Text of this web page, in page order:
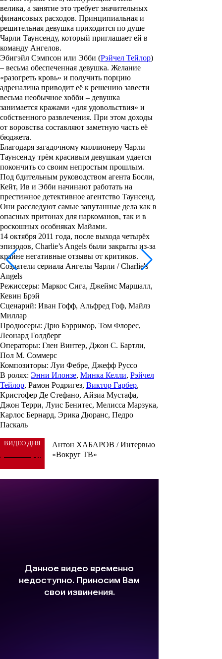
велика, а занятие это требует значительных
финансовых расходов. Принципиальная и
решительная девушка приходится по душе
Чарли Таунсенду, который приглашает ей в
команду Ангелов.
Эбигэйл Сэмпсон или Эбби (Рэйчел Тейлор)
– весьма обеспеченная девушка. Желание
«разогреть кровь» и получить порцию
адреналина приводит её к решению завести
весьма необычное хобби – девушка
занимается кражами «для удовольствия» и
собственного развлечения. При этом доходы
от воровства составляют заметную часть её
бюджета.
Благодаря загадочному миллионеру Чарли
Таунсенду трём красивым девушкам удается
покончить со своим непростым прошлым.
Под бдительным руководством агента Босли,
Кейт, Ив и Эбби начинают работать на
престижное детективное агентство Таунсенд.
Они расследуют самые запутанные дела как в
опасных притонах для наркоманов, так и в
роскошных особняках Майами.
14 октября 2011 года, после выхода четырёх
эпизодов, Charlie’s Angels были закрыты из-за
крайне негативные отзывы от критиков.
Создатели сериала Ангелы Чарли / Charlie's
Angels
Режиссеры: Маркос Сига, Джеймс Маршалл,
Кевин Брэй
Сценарий: Иван Гофф, Альфред Гоф, Майлз
Миллар
Продюсеры: Дрю Бэрримор, Том Флорес,
Леонард Голдберг
Операторы: Глен Винтер, Джон С. Бартли,
Пол М. Соммерс
Композиторы: Луи Фебре, Джефф Руссо
В ролях: Энни Илонзе, Минка Келли, Рэйчел
Тейлор, Рамон Родригез, Виктор Гарбер,
Кристофер Де Стефано, Айзиа Мустафа,
Джон Терри, Луис Бенитес, Мелисса Марзука,
Карлос Бернард, Эрика Дюранс, Педро
Паскаль
ВИДЕО ДНЯ
Антон ХАБАРОВ / Интервью
«Вокруг ТВ»